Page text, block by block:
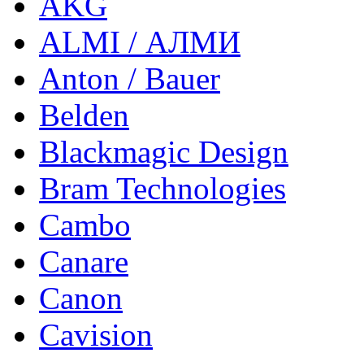
ALMI / АЛМИ
Anton / Bauer
Belden
Blackmagic Design
Bram Technologies
Cambo
Canare
Canon
Cavision